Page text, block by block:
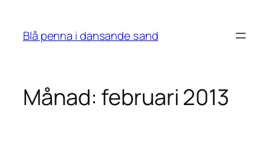
innehåll
Blå penna i dansande sand
Månad: februari 2013